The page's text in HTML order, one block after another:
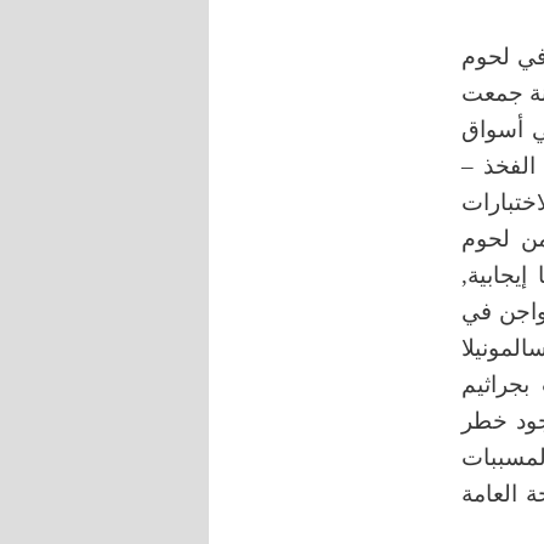
في لحوم
حمص. حيث أجريت الدراسة على 200 عينة جمعت
أسواق
–
جراثيم السلمونيلا أن 37 عينة من لحوم
إيجابية,
في
بجراثيم
على وجود خطر
العامة